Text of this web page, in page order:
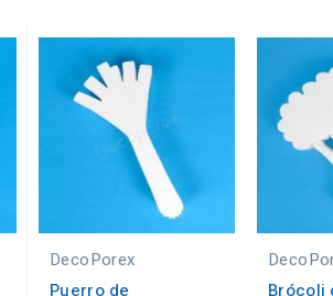
DecoPorex
Puerro de
Brócoli